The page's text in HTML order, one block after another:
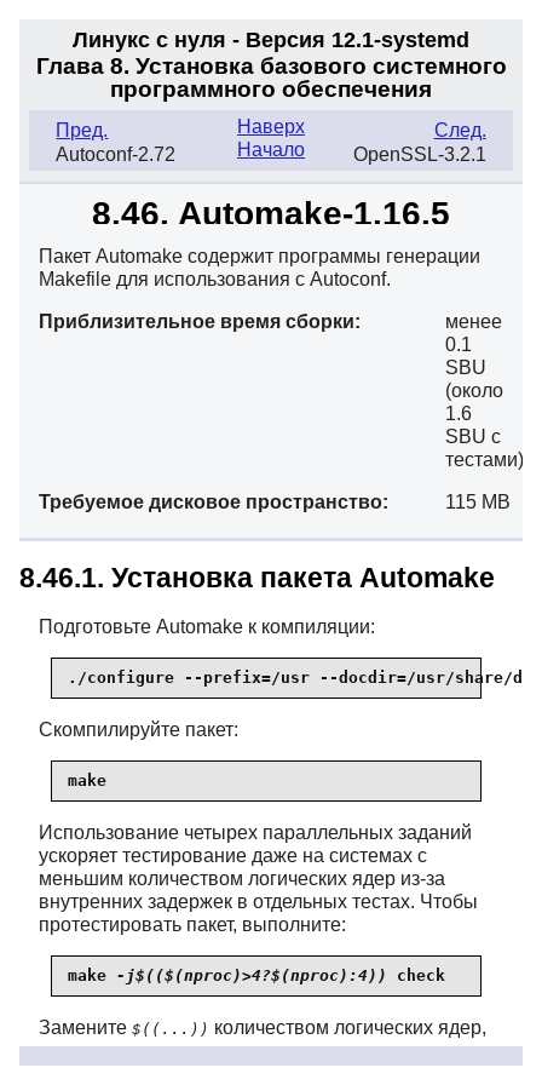
Линукс с нуля - Версия 12.1-systemd
Глава 8. Установка базового системного
программного обеспечения
Пред.
Autoconf-2.72
След.
OpenSSL-3.2.1
Наверх
Начало
8.46. Automake-1.16.5
Пакет Automake содержит программы генерации
Makefile для использования с Autoconf.
Приблизительное время сборки:
менее
0.1
SBU
(около
1.6
SBU с
тестами)
Требуемое дисковое пространство: 115 MB
8.46.1. Установка пакета Automake
Подготовьте Automake к компиляции:
./configure --prefix=/usr --docdir=/usr/share/doc/
Скомпилируйте пакет:
make
Использование четырех параллельных заданий
ускоряет тестирование даже на системах с
меньшим количеством логических ядер из-за
внутренних задержек в отдельных тестах. Чтобы
протестировать пакет, выполните:
make -j$(($(nproc)>4?$(nproc):4)) check
Замените $((...)) количеством логических ядер,
которые вы хотите использовать, если вы не